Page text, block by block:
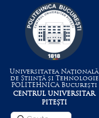
Universitatea Națională
de Știință și Tehnologie
POLITEHNICABucurești
CENTRUL UNIVERSITAR
PITEȘTI
Menu